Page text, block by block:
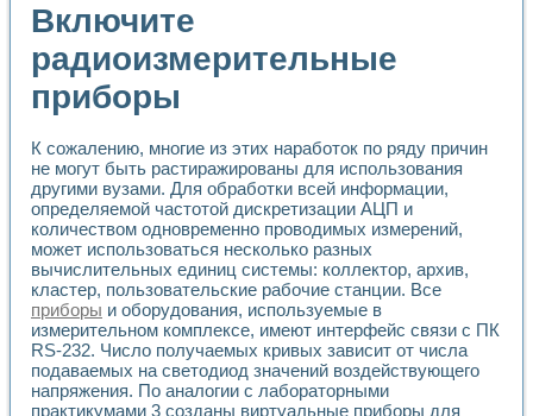
Применение NI VISION для геометрического анализа в
Управление движением с помощью программно -
Определение параметров всплывающих газовых
Система управления асинхронным тиристорным
Применение средств NATIONAL INSTRUMENTS для
Разработка автоматизированного стенда для
Автоматизированный стенд рентгеновской диагностики
Высокочувствительные оптоэлектронные
Установка для измерения диэлектрических свойств
Исследование кинетики зарождения и развития
Лабораторный электрический импедансный томограф на
Микрозондовая система для характеризации
Метод траекторий в исследовании
Промышленная автоматизация
Автоматизация технологических процессов получения
Использование систем технического зрения для контроля
Включите
радиоизмерительные
приборы
К сожалению, многие из этих наработок по ряду причин
не могут быть растиражированы для использования
другими вузами. Для обработки всей информации,
определяемой частотой дискретизации АЦП и
количеством одновременно проводимых измерений,
может использоваться несколько разных
вычислительных единиц системы: коллектор, архив,
кластер, пользовательские рабочие станции. Все
приборы и оборудования, используемые в
измерительном комплексе, имеют интерфейс связи с ПК
RS-232. Число получаемых кривых зависит от числа
подаваемых на светодиод значений воздействующего
напряжения. По аналогии с лабораторными
практикумами 3 созданы виртуальные приборы для